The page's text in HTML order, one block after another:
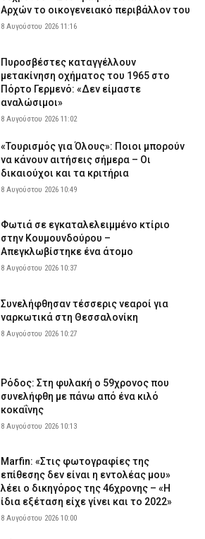
Αρχών το οικογενειακό περιβάλλον του
8 Αυγούστου 2026 11:16
Πυροσβέστες καταγγέλλουν
μετακίνηση οχήματος του 1965 στο
Πόρτο Γερμενό: «Δεν είμαστε
αναλώσιμοι»
8 Αυγούστου 2026 11:02
«Τουρισμός για Όλους»: Ποιοι μπορούν
να κάνουν αιτήσεις σήμερα – Οι
δικαιούχοι και τα κριτήρια
8 Αυγούστου 2026 10:49
Φωτιά σε εγκαταλελειμμένο κτίριο
στην Κουμουνδούρου –
Απεγκλωβίστηκε ένα άτομο
8 Αυγούστου 2026 10:37
Συνελήφθησαν τέσσερις νεαροί για
ναρκωτικά στη Θεσσαλονίκη
8 Αυγούστου 2026 10:27
Ρόδος: Στη φυλακή ο 59χρονος που
συνελήφθη με πάνω από ένα κιλό
κοκαΐνης
8 Αυγούστου 2026 10:13
Marfin: «Στις φωτογραφίες της
επίθεσης δεν είναι η εντολέας μου»
λέει ο δικηγόρος της 46χρονης – «Η
ίδια εξέταση είχε γίνει και το 2022»
8 Αυγούστου 2026 10:00